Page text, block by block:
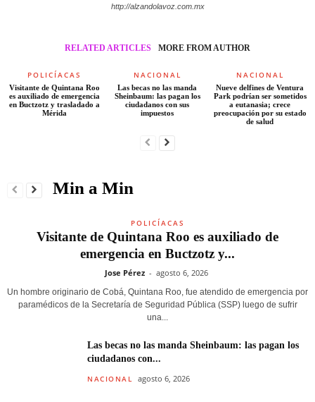
http://alzandolavoz.com.mx
RELATED ARTICLES MORE FROM AUTHOR
POLICÍACAS
Visitante de Quintana Roo
es auxiliado de emergencia
en Buctzotz y trasladado a
Mérida
NACIONAL
Las becas no las manda
Sheinbaum: las pagan los
ciudadanos con sus
impuestos
NACIONAL
Nueve delfines de Ventura
Park podrían ser sometidos
a eutanasia; crece
preocupación por su estado
de salud
Min a Min
POLICÍACAS
Visitante de Quintana Roo es auxiliado de
emergencia en Buctzotz y...
Jose Pérez - agosto 6, 2026
Un hombre originario de Cobá, Quintana Roo, fue atendido de emergencia por
paramédicos de la Secretaría de Seguridad Pública (SSP) luego de sufrir
una...
Las becas no las manda Sheinbaum: las pagan los
ciudadanos con...
NACIONAL agosto 6, 2026